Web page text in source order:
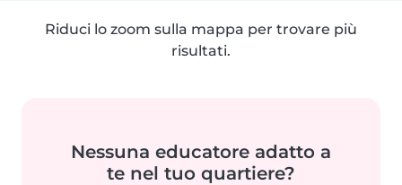
Riduci lo zoom sulla mappa per trovare più
risultati.
Nessuna educatore adatto a
te nel tuo quartiere?